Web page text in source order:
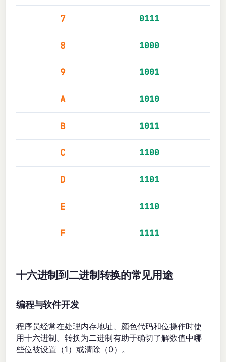
7 0111
8 1000
9 1001
A 1010
B 1011
C 1100
D 1101
E 1110
F 1111
十六进制到二进制转换的常见用途
编程与软件开发
程序员经常在处理内存地址、颜色代码和位操作时使
用十六进制。转换为二进制有助于确切了解数值中哪
些位被设置（1）或清除（0）。